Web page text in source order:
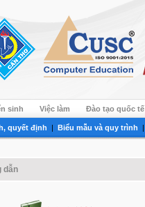
sinh Việc làm Đào tạo quốc tế
quyết định | Biểu mẫu và quy trình |
dẫn